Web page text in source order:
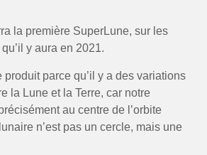
la première SuperLune, sur les
y aura en 2021.
produit parce qu’il y a des variations
la Lune et la Terre, car notre
au centre de l’orbite
n’est pas un cercle, mais une